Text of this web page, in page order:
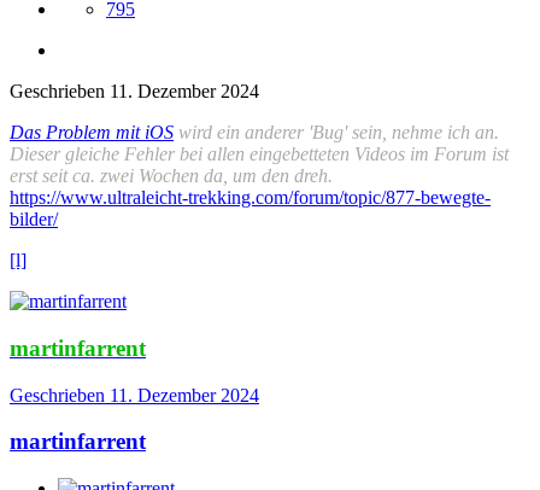
795
Geschrieben 11. Dezember 2024
Das Problem mit iOS wird ein anderer 'Bug' sein, nehme ich an.
Dieser gleiche Fehler bei allen eingebetteten Videos im Forum ist
erst seit ca. zwei Wochen da, um den dreh.
https://www.ultraleicht-trekking.com/forum/topic/877-bewegte-
bilder/
[l]
martinfarrent
Geschrieben 11. Dezember 2024
martinfarrent